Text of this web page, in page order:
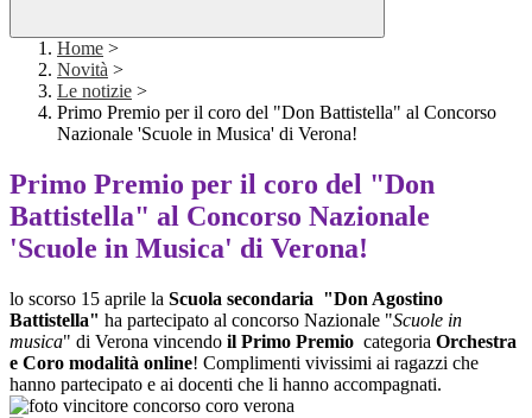
Home >
Novità >
Le notizie >
Primo Premio per il coro del "Don Battistella" al Concorso
Nazionale 'Scuole in Musica' di Verona!
Primo Premio per il coro del "Don
Battistella" al Concorso Nazionale
'Scuole in Musica' di Verona!
lo scorso 15 aprile la Scuola secondaria "Don Agostino
Battistella" ha partecipato al concorso Nazionale "Scuole in
musica" di Verona vincendo il Primo Premio categoria Orchestra
e Coro modalità online! Complimenti vivissimi ai ragazzi che
hanno partecipato e ai docenti che li hanno accompagnati.